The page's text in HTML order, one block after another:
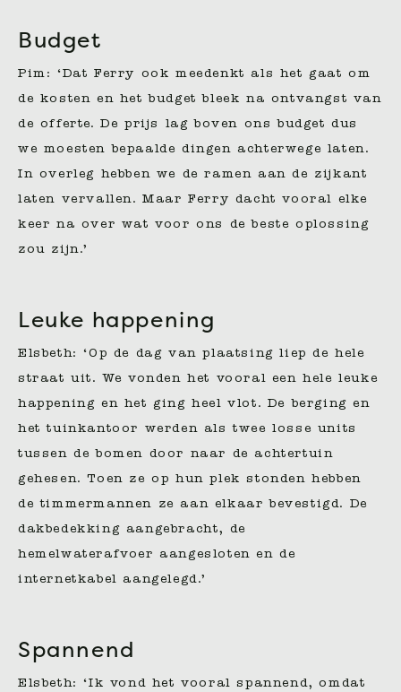
Budget
Pim: ‘Dat Ferry ook meedenkt als het gaat om
de kosten en het budget bleek na ontvangst van
de offerte. De prijs lag boven ons budget dus
we moesten bepaalde dingen achterwege laten.
In overleg hebben we de ramen aan de zijkant
laten vervallen. Maar Ferry dacht vooral elke
keer na over wat voor ons de beste oplossing
zou zijn.’
Leuke happening
Elsbeth: ‘Op de dag van plaatsing liep de hele
straat uit. We vonden het vooral een hele leuke
happening en het ging heel vlot. De berging en
het tuinkantoor werden als twee losse units
tussen de bomen door naar de achtertuin
gehesen. Toen ze op hun plek stonden hebben
de timmermannen ze aan elkaar bevestigd. De
dakbedekking aangebracht, de
hemelwaterafvoer aangesloten en de
internetkabel aangelegd.’
Spannend
Elsbeth: ‘Ik vond het vooral spannend, omdat